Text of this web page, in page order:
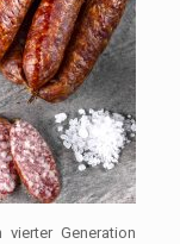
Generation